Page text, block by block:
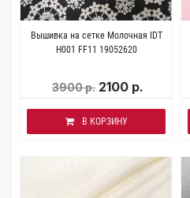
Вышивка на сетке Молочная IDT
H001 FF11 19052620
3900 р. 2100 р.
В КОРЗИНУ